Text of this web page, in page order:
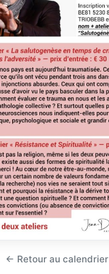
← Retour au calendrier